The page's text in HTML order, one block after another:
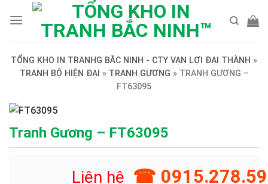
TỔNG KHO IN TRANHG BẮC NINH - CTY VẠN LỢI ĐẠI THÀNH »
TRANH BỘ HIỆN ĐẠI » TRANH GƯƠNG » TRANH GƯƠNG –
FT63095
Tranh Gương – FT63095
Liên hệ ☎